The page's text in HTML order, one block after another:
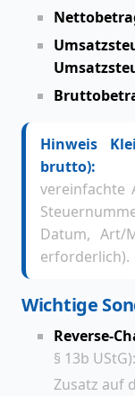
Hinweis
brutto):
vereinfachte
Datum, Art/
erforderlich).
Wichtige
Reverse-
§ 13b UStG):
Zusatz auf